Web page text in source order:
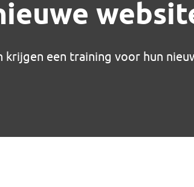
krijgen een training voor hun